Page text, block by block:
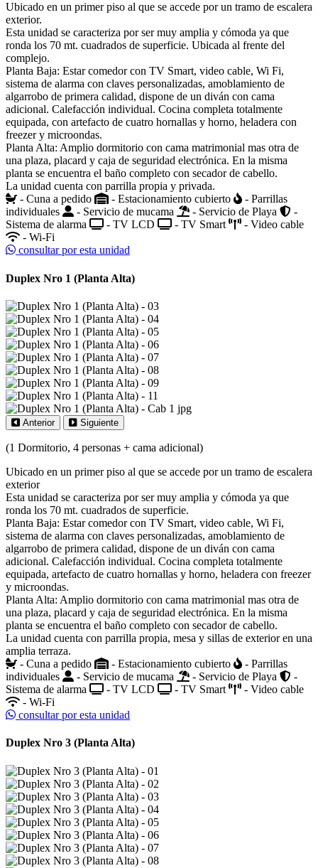
Ubicado en un primer piso al que se accede por un tramo de escalera
exterior.
Esta unidad se caracteriza por ser muy amplia y cómoda ya que
ronda los 70 mt. cuadrados de superficie. Ubicada al frente del
complejo.
Planta Baja: Estar comedor con TV Smart, video cable, Wi Fi,
sistema de alarma con claves personalizadas, amoblamiento de
algarrobo de primera calidad, dispone de un diván con cama
adicional. Calefacción individual. Cocina completa totalmente
equipada, con artefacto de cuatro hornallas y horno, heladera con
freezer y microondas.
Planta Alta: Amplio dormitorio con cama matrimonial mas otra de
una plaza, placard y caja de seguridad electrónica. En la misma
planta se encuentra el baño completo con secador de cabello.
La unidad cuenta con parrilla propia y privada.
- Cuna a pedido
- Estacionamiento cubierto
- Parrillas
individuales
- Servicio de mucama - Servicio de Playa
-
Sistema de alarma
- TV LCD - TV Smart
- Video cable
- Wi-Fi
consultar por esta unidad
Duplex Nro 1 (Planta Alta)
Anterior Siguiente
(1 Dormitorio, 4 personas + cama adicional)
Ubicado en un primer piso al que se accede por un tramo de escalera
exterior
Esta unidad se caracteriza por ser muy amplia y cómoda ya que
ronda los 70 mt. cuadrados de superficie.
Planta Baja: Estar comedor con TV Smart, video cable, Wi Fi,
sistema de alarma con claves personalizadas, amoblamiento de
algarrobo de primera calidad, dispone de un diván con cama
adicional. Calefacción individual. Cocina completa totalmente
equipada, artefacto de cuatro hornallas y horno, heladera con freezer
y microondas.
Planta Alta: Amplio dormitorio con cama matrimonial mas otra de
una plaza, placard y caja de seguridad electrónica. En la misma
planta se encuentra el baño completo con secador de cabello.
La unidad cuenta con parrilla propia, mesa y sillas de exterior en una
amplia terraza.
- Cuna a pedido
- Estacionamiento cubierto
- Parrillas
individuales
- Servicio de mucama - Servicio de Playa
-
Sistema de alarma
- TV LCD - TV Smart
- Video cable
- Wi-Fi
consultar por esta unidad
Duplex Nro 3 (Planta Alta)